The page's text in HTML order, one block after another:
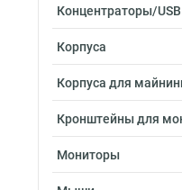
Концентраторы/
Корпуса
Корпуса для
Кронштейны для
Мониторы